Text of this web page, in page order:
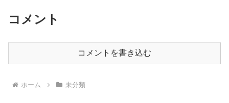
コメント
コメントを書き込む
ホーム 未分類